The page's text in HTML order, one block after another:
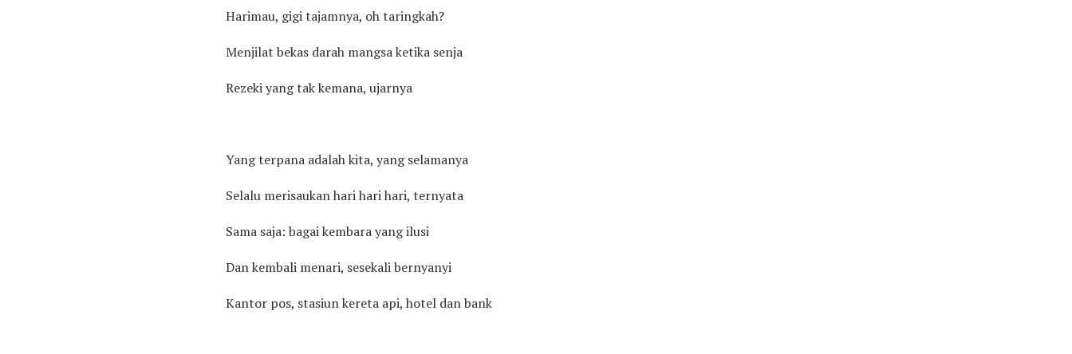
Harimau, gigi tajamnya, oh taringkah?
Menjilat bekas darah mangsa ketika senja
Rezeki yang tak kemana, ujarnya
Yang terpana adalah kita, yang selamanya
Selalu merisaukan hari hari hari, ternyata
Sama saja: bagai kembara yang ilusi
Dan kembali menari, sesekali bernyanyi
Kantor pos, stasiun kereta api, hotel dan bank